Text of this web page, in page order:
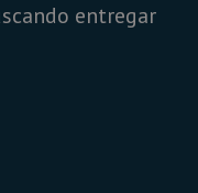
entregar